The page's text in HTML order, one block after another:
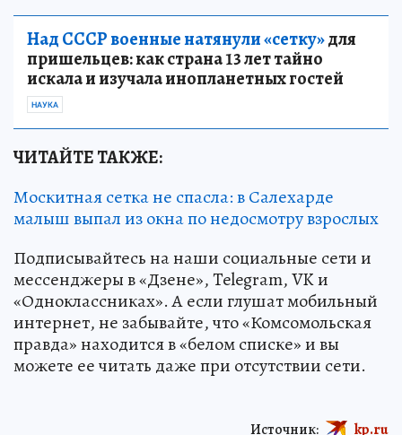
Над СССР военные натянули «сетку»для
пришельцев: как страна 13 лет тайно
искала и изучала инопланетных гостей
НАУКА
ЧИТАЙТЕ ТАКЖЕ:
Москитная сетка не спасла: в Салехарде
малыш выпал из окна по недосмотру взрослых
Подписывайтесь на наши социальные сети и
мессенджеры в «Дзене», Telegram, VK и
«Одноклассниках». А если глушат мобильный
интернет, не забывайте, что «Комсомольская
правда» находится в «белом списке» и вы
можете ее читать даже при отсутствии сети.
Источник: kp.ru